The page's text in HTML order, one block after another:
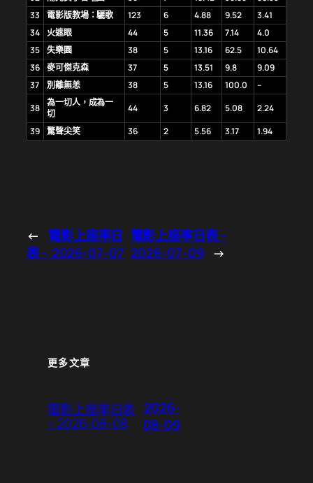
33
電影版教場：驪歌 123 6 4.88 9.52
3.41
34 火遮眼 44 5 11.36 7.14
4.0
35 失樂園 38 5 13.16 62.5
10.64
36 麥可傑克森 37 5 13.51 9.8
9.09
37
別離無恙 38 5 13.16 100.0
–
38 為一切人，成為一
切
44 3 6.82 5.08
2.24
39 驚聲尖笑 36 2 5.56 3.17 1.94
←
電影上座率日
表 – 2026-07-07
電影上座率日表 –
2026-07-09 →
更多文章
電影上座率日表
– 2026-08-08
2026-
08-09